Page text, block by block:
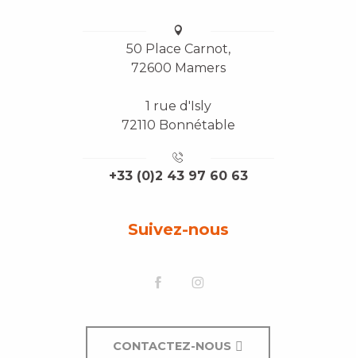
50 Place Carnot,
72600 Mamers
1 rue d'Isly
72110 Bonnétable
+33 (0)2 43 97 60 63
Suivez-nous
CONTACTEZ-NOUS